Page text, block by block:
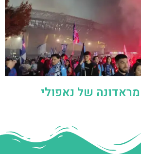
מראדונה של נאפולי